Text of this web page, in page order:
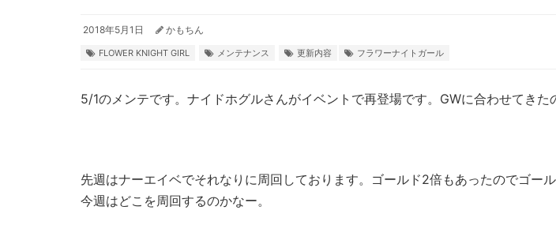
2018年5月1日 かもちん
FLOWER KNIGHT GIRL メンテナンス 更新内容 フラワーナイトガール
5/1のメンテです。ナイドホグルさんがイベントで再登場です。GWに合わせてきた
先週はナーエイベでそれなりに周回しております。ゴールド2倍もあったのでゴー
今週はどこを周回するのかなー。